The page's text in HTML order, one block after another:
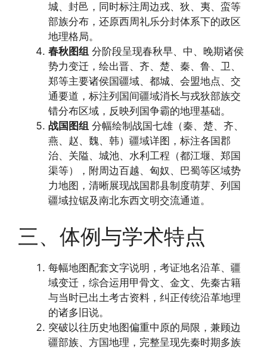
城、封邑，同时标注周边戎、狄、夷、蛮等
部族分布，还原西周礼乐分封体系下的政区
地理格局。
春秋图组 分阶段呈现春秋早、中、晚期诸侯
势力变迁，绘出晋、齐、楚、秦、鲁、卫、
郑等主要诸侯国疆域、都城、会盟地点、交
通要道，标注列国间疆域消长与戎狄部族交
错分布区域，反映列国争霸的地理基础。
战国图组 分幅绘制战国七雄（秦、楚、齐、
燕、赵、魏、韩）疆域详图，标注各国郡
治、关隘、城池、水利工程（都江堰、郑国
渠等），附周边百越、匈奴、巴蜀等区域势
力地图，清晰展现战国郡县制度萌芽、列国
疆域拉锯及南北东西文明交流通道。
三、体例与学术特点
每幅地图配套文字说明，考证地名沿革、疆
域变迁，综合运用甲骨文、金文、先秦古籍
与当时已出土考古资料，纠正传统沿革地理
的诸多旧说。
突破以往历史地图偏重中原的局限，兼顾边
疆部族、方国地理，完整呈现先秦时期多族